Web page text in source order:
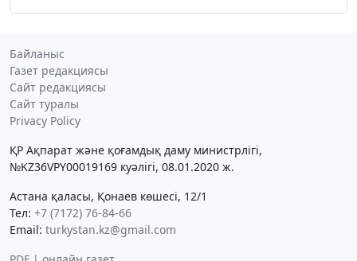
Байланыс
Газет редакциясы
Сайт редакциясы
Сайт туралы
Privacy Policy
ҚР Ақпарат және қоғамдық даму министрлігі,
№KZ36VPY00019169 куәлігі, 08.01.2020 ж.
Астана қаласы, Қонаев көшесі, 12/1
Тел: +7 (7172) 76-84-66
Email: turkystan.kz@gmail.com